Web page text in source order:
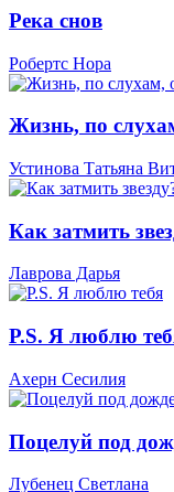
Река снов
Робертс Нора
Жизнь, по
Устинова Татьяна
Как затмить
Лаврова Дарья
P.S. Я люблю
Ахерн Сесилия
Поцелуй под
Лубенец Светлана